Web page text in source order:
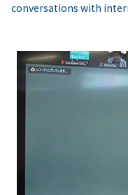
conversations with